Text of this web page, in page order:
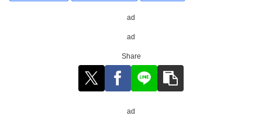
ad
ad
Share
ad